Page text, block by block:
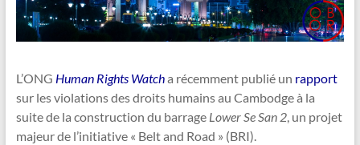
L’ONG Human Rights Watcha récemment publié un rapport
sur les violations des droits humains au Cambodge à la
suite de la construction du barrage Lower Se San 2, un projet
majeur de l’initiative « Belt and Road » (BRI).